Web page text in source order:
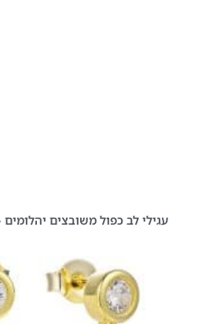
עגילי לב כפול משובצים